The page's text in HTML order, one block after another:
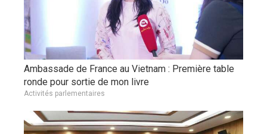
Ambassade de France au Vietnam : Première table
ronde pour sortie de mon livre
Activités parlementaires